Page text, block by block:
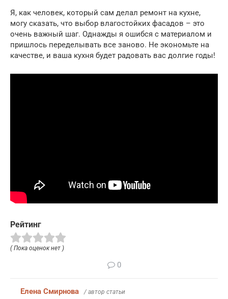
Я, как человек, который сам делал ремонт на кухне,
могу сказать, что выбор влагостойких фасадов – это
очень важный шаг. Однажды я ошибся с материалом и
пришлось переделывать все заново. Не экономьте на
качестве, и ваша кухня будет радовать вас долгие годы!
Рейтинг
( Пока оценок нет )
0
Елена Смирнова / автор статьи